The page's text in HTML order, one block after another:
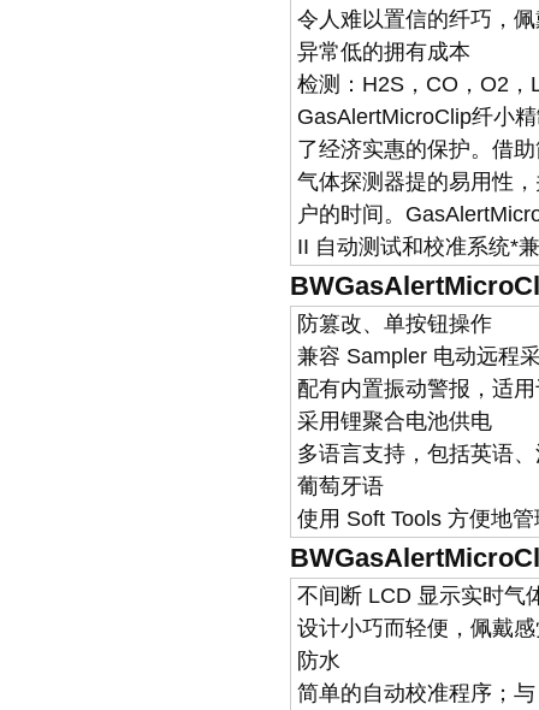
令人难以置信的纤巧，
异常低的拥有成本
检测：H2S，CO，O2，
GasAlertMicroClip纤小
了经济实惠的保护。借
气体探测器提的易用性
户的时间。
II 自动测试和校准系统*
防篡改、单按钮操作
兼容 Sampler 电动远程
配有内置振动警报，适
采用锂聚合电池供电
多语言支持，包括英语
葡萄牙语
使用 Soft Tools 方便地
不间断 LCD 显示实时气
设计小巧而轻便，佩戴
防水
简单的自动校准程序；